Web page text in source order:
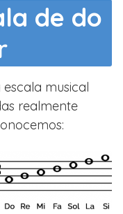
de do
musical
realmente